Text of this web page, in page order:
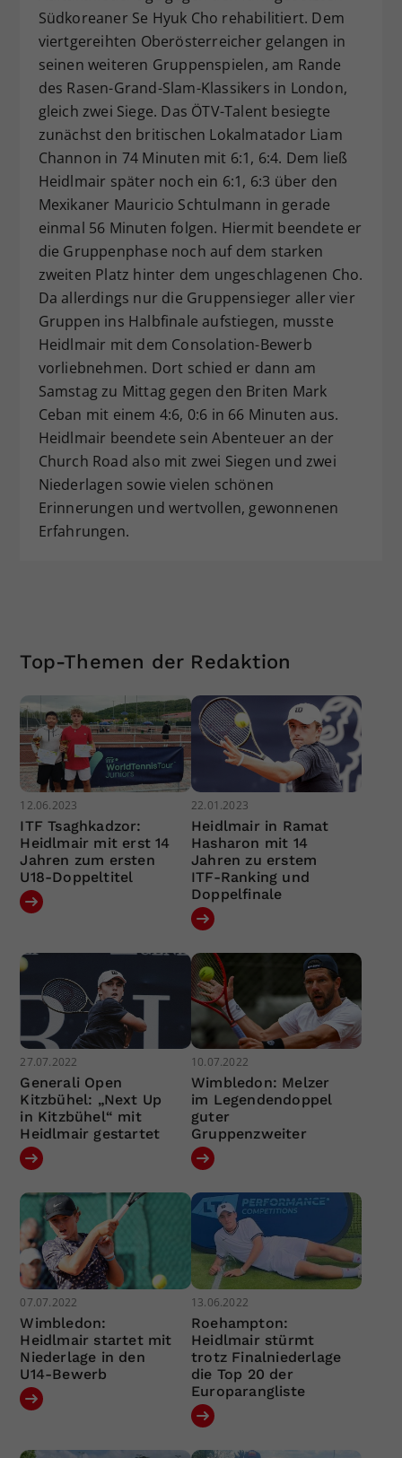
Südkoreaner Se Hyuk Cho rehabilitiert. Dem
viertgereihten Oberösterreicher gelangen in
seinen weiteren Gruppenspielen, am Rande
des Rasen-Grand-Slam-Klassikers in London,
gleich zwei Siege. Das ÖTV-Talent besiegte
zunächst den britischen Lokalmatador Liam
Channon in 74 Minuten mit 6:1, 6:4. Dem ließ
Heidlmair später noch ein 6:1, 6:3 über den
Mexikaner Mauricio Schtulmann in gerade
einmal 56 Minuten folgen. Hiermit beendete er
die Gruppenphase noch auf dem starken
zweiten Platz hinter dem ungeschlagenen Cho.
Da allerdings nur die Gruppensieger aller vier
Gruppen ins Halbfinale aufstiegen, musste
Heidlmair mit dem Consolation-Bewerb
vorliebnehmen. Dort schied er dann am
Samstag zu Mittag gegen den Briten Mark
Ceban mit einem 4:6, 0:6 in 66 Minuten aus.
Heidlmair beendete sein Abenteuer an der
Church Road also mit zwei Siegen und zwei
Niederlagen sowie vielen schönen
Erinnerungen und wertvollen, gewonnenen
Erfahrungen.
Top-Themen der Redaktion
12.06.2023
ITF Tsaghkadzor:
Heidlmair mit erst 14
Jahren zum ersten
U18-Doppeltitel
22.01.2023
Heidlmair in Ramat
Hasharon mit 14
Jahren zu erstem
ITF-Ranking und
Doppelfinale
27.07.2022
Generali Open
Kitzbühel: „Next Up
in Kitzbühel“ mit
Heidlmair gestartet
10.07.2022
Wimbledon: Melzer
im Legendendoppel
guter
Gruppenzweiter
07.07.2022
Wimbledon:
Heidlmair startet mit
Niederlage in den
U14-Bewerb
13.06.2022
Roehampton:
Heidlmair stürmt
trotz Finalniederlage
die Top 20 der
Europarangliste
Zweck
Dieser Wert speichert Ihre Consent-
Einstellungen. Unter anderem eine
zufällig generierte ID, für die
historische Speicherung Ihrer
vorgenommen Einstellungen, falls der
Webseiten-Betreiber dies eingestellt
hat.